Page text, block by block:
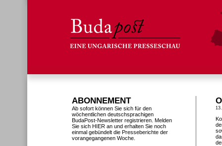
ABONNEMENT
Ab sofort können Sie sich für den
wöchentlichen deutschsprachigen
BudaPost-Newsletter registrieren. Melden
Sie sich HIER an und erhalten Sie noch
einmal gebündelt die Presseberichte der
vorangegangenen Woche.